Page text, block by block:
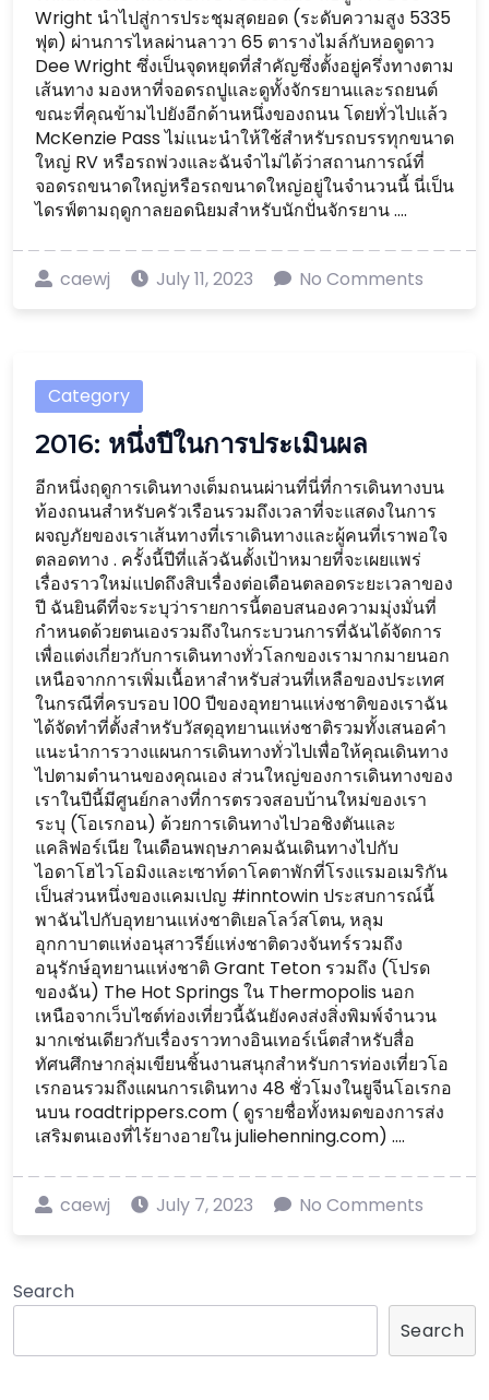
Wright นำไปสู่การประชุมสุดยอด (ระดับความสูง 5335
ฟุต) ผ่านการไหลผ่านลาวา 65 ตารางไมล์กับหอดูดาว
Dee Wright ซึ่งเป็นจุดหยุดที่สำคัญซึ่งตั้งอยู่ครึ่งทางตาม
เส้นทาง มองหาที่จอดรถปูและดูทั้งจักรยานและรถยนต์
ขณะที่คุณข้ามไปยังอีกด้านหนึ่งของถนน โดยทั่วไปแล้ว
McKenzie Pass ไม่แนะนำให้ใช้สำหรับรถบรรทุกขนาด
ใหญ่ RV หรือรถพ่วงและฉันจำไม่ได้ว่าสถานการณ์ที่
จอดรถขนาดใหญ่หรือรถขนาดใหญ่อยู่ในจำนวนนี้ นี่เป็น
ไดรฟ์ตามฤดูกาลยอดนิยมสำหรับนักปั่นจักรยาน ....
caewj July 11, 2023 No Comments
Category
2016: หนึ่งปีในการประเมินผล
อีกหนึ่งฤดูการเดินทางเต็มถนนผ่านที่นี่ที่การเดินทางบน
ท้องถนนสำหรับครัวเรือนรวมถึงเวลาที่จะแสดงในการ
ผจญภัยของเราเส้นทางที่เราเดินทางและผู้คนที่เราพอใจ
ตลอดทาง . ครั้งนี้ปีที่แล้วฉันตั้งเป้าหมายที่จะเผยแพร่
เรื่องราวใหม่แปดถึงสิบเรื่องต่อเดือนตลอดระยะเวลาของ
ปี ฉันยินดีที่จะระบุว่ารายการนี้ตอบสนองความมุ่งมั่นที่
กำหนดด้วยตนเองรวมถึงในกระบวนการที่ฉันได้จัดการ
เพื่อแต่งเกี่ยวกับการเดินทางทั่วโลกของเรามากมายนอก
เหนือจากการเพิ่มเนื้อหาสำหรับส่วนที่เหลือของประเทศ
ในกรณีที่ครบรอบ 100 ปีของอุทยานแห่งชาติของเราฉัน
ได้จัดทำที่ตั้งสำหรับวัสดุอุทยานแห่งชาติรวมทั้งเสนอคำ
แนะนำการวางแผนการเดินทางทั่วไปเพื่อให้คุณเดินทาง
ไปตามตำนานของคุณเอง ส่วนใหญ่ของการเดินทางของ
เราในปีนี้มีศูนย์กลางที่การตรวจสอบบ้านใหม่ของเรา
ระบุ (โอเรกอน) ด้วยการเดินทางไปวอชิงตันและ
แคลิฟอร์เนีย ในเดือนพฤษภาคมฉันเดินทางไปกับ
ไอดาโฮไวโอมิงและเซาท์ดาโคตาพักที่โรงแรมอเมริกัน
เป็นส่วนหนึ่งของแคมเปญ #inntowin ประสบการณ์นี้
พาฉันไปกับอุทยานแห่งชาติเยลโลว์สโตน, หลุม
อุกกาบาตแห่งอนุสาวรีย์แห่งชาติดวงจันทร์รวมถึง
อนุรักษ์อุทยานแห่งชาติ Grant Teton รวมถึง (โปรด
ของฉัน) The Hot Springs ใน Thermopolis นอก
เหนือจากเว็บไซต์ท่องเที่ยวนี้ฉันยังคงส่งสิ่งพิมพ์จำนวน
มากเช่นเดียวกับเรื่องราวทางอินเทอร์เน็ตสำหรับสื่อ
ทัศนศึกษากลุ่มเขียนชิ้นงานสนุกสำหรับการท่องเที่ยวโอ
เรกอนรวมถึงแผนการเดินทาง 48 ชั่วโมงในยูจีนโอเรกอ
นบน roadtrippers.com ( ดูรายชื่อทั้งหมดของการส่ง
เสริมตนเองที่ไร้ยางอายใน juliehenning.com) ....
caewj July 7, 2023 No Comments
Search
Search